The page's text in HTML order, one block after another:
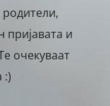
пријавата и
очекуваат
:)